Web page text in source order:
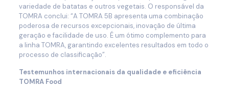
variedade de batatas e outros vegetais. O responsável da
TOMRA conclui: “A TOMRA 5B apresenta uma combinação
poderosa de recursos excepcionais, inovação de última
geração e facilidade de uso. É um ótimo complemento para
a linha TOMRA, garantindo excelentes resultados em todo o
processo de classificação”.
Testemunhos internacionais da qualidade e eficiência
TOMRA Food